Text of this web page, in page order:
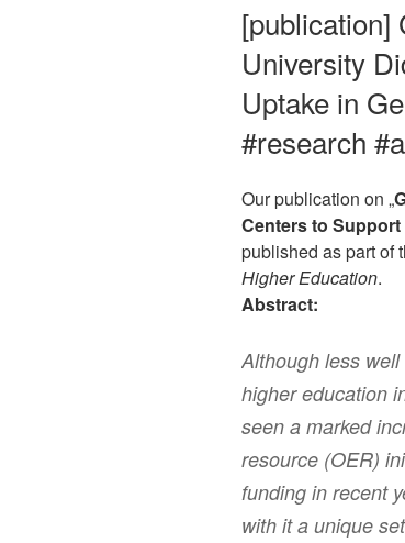
[publication]
University
Uptake in
#research
Our publication on „
Centers to
published as part of
Higher Education.
Abstract:
Although less
higher education
seen a marked
resource (OER)
funding in recent
with it a unique